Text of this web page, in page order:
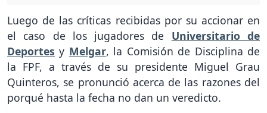
Luego de las críticas recibidas por su accionar en
el caso de los jugadores de Universitario de
Deportes y Melgar, la Comisión de Disciplina de
la FPF, a través de su presidente Miguel Grau
Quinteros, se pronunció acerca de las razones del
porqué hasta la fecha no dan un veredicto.